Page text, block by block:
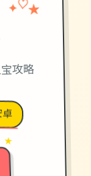
✦♡ ★
攻略
★